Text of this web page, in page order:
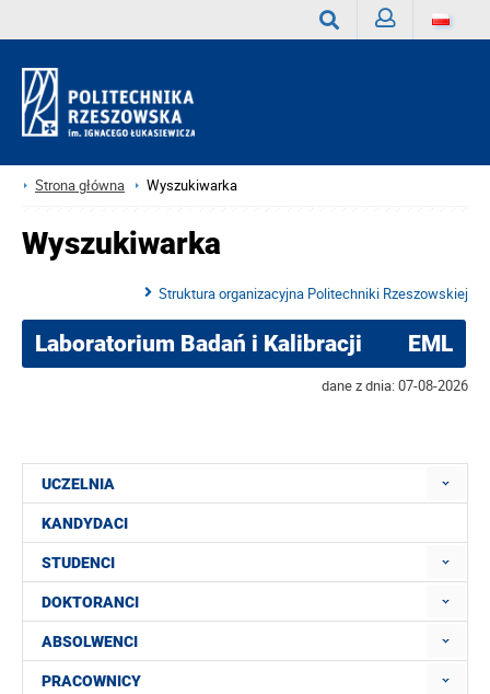
Strona główna Wyszukiwarka
Wyszukiwarka
Struktura organizacyjna Politechniki Rzeszowskiej
Laboratorium Badań i Kalibracji EML
dane z dnia: 07-08-2026
UCZELNIA
KANDYDACI
STUDENCI
DOKTORANCI
ABSOLWENCI
PRACOWNICY